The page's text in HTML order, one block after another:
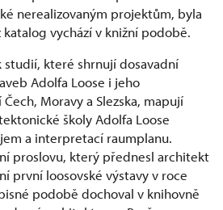
nerealizovaným projektům, byla
katalog vychází v knižní podobě.
studií, které shrnují dosavadní
Adolfa Loose i jeho
Moravy a Slezska, mapují
školy Adolfa Loose
a interpretací raumplanu.
proslovu, který přednesl architekt
první loosovské výstavy v roce
podobě dochoval v knihovně